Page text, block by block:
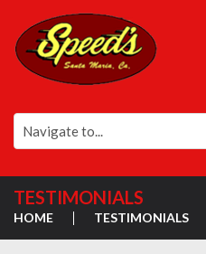
TESTIMONIALS
HOME TESTIMONIALS